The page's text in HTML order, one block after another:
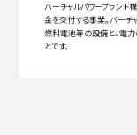
バーチャルパワープラン
金を交付する事業。バーチ
燃料電池等の設備と、電力
とです。